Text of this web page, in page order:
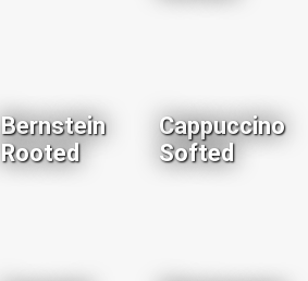
Bernstein
Rooted
Cappuccino
Softed